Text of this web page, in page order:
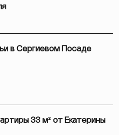
в Сергиевом Посаде
33 м² от Екатерины